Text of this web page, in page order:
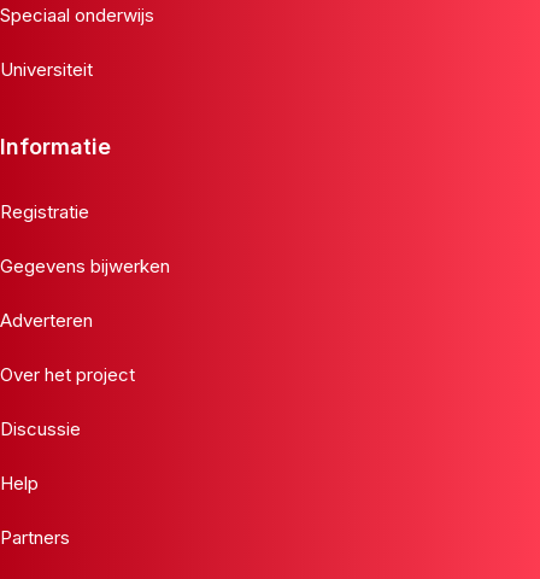
Speciaal onderwijs
Universiteit
Informatie
Registratie
Gegevens bijwerken
Adverteren
Over het project
Discussie
Help
Partners